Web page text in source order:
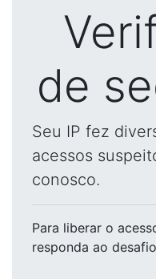
de
Seu IP fez
acessos
conosco.
Para liberar o
responda ao